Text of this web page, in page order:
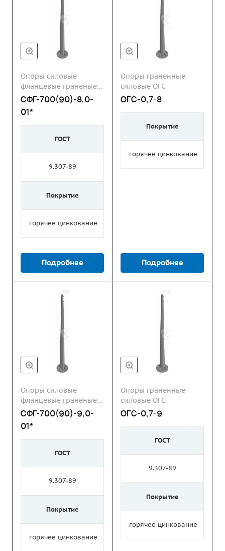
Опоры силовые
фланцевые граненые
СФГ
СФГ-700(90)-8,0-
01*
ГОСТ
9.307-89
Покрытие
горячее цинкование
Подробнее
Опоры граненные
силовые ОГС
ОГС-0,7-8
Покрытие
горячее цинкование
Подробнее
Опоры силовые
фланцевые граненые
СФГ
СФГ-700(90)-9,0-
01*
ГОСТ
9.307-89
Покрытие
горячее цинкование
Опоры граненные
силовые ОГС
ОГС-0,7-9
ГОСТ
9.307-89
Покрытие
горячее цинкование